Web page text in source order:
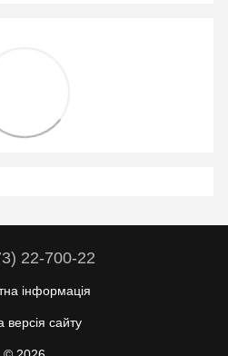
22-700-22
інформація
версія сайту